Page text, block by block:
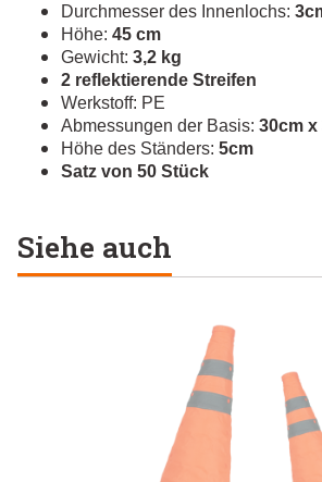
Durchmesser des Innenlochs:
Höhe: 45 cm
Gewicht: 3,2 kg
2 reflektierende Streifen
Werkstoff: PE
Abmessungen der Basis: 30cm x
Höhe des Ständers: 5cm
Satz von 50 Stück
Siehe auch